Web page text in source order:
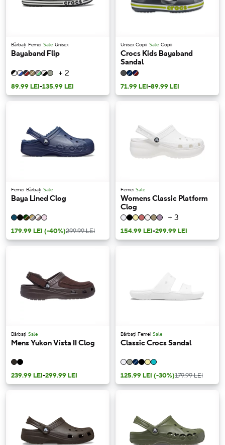
Bărbați Femei Sale Unisex
Bayaband Flip
+ 2
89.99 LEI-135.99 LEI
Unisex Copii Sale Copii
Crocs Kids Bayaband
Sandal
71.99 LEI-89.99 LEI
Femei Bărbați Sale
Baya Lined Clog
179.99 LEI (-40%)299.99 LEI
Femei Sale
Womens Classic Platform
Clog
+ 3
154.99 LEI-299.99 LEI
Bărbați Sale
Mens Yukon Vista II Clog
239.99 LEI-299.99 LEI
Bărbați Femei Sale
Classic Crocs Sandal
125.99 LEI (-30%)179.99 LEI